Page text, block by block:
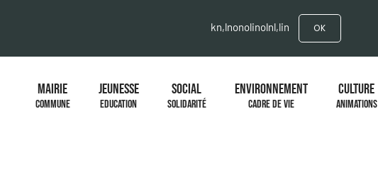
kn,lnonolinolnl,lin OK
MAIRIE
COMMUNE
JEUNESSE
EDUCATION
SOCIAL
SOLIDARITÉ
ENVIRONNEMENT
CADRE DE VIE
CULTURE
ANIMATIONS